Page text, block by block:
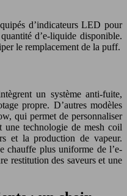
d’indicateurs LED pour
d’e-liquide disponible.
le remplacement de la puff.
un système anti-fuite,
propre. D’autres modèles
qui permet de personnaliser
technologie de mesh coil
et la production de vapeur.
chauffe plus uniforme de l’e-
restitution des saveurs et une